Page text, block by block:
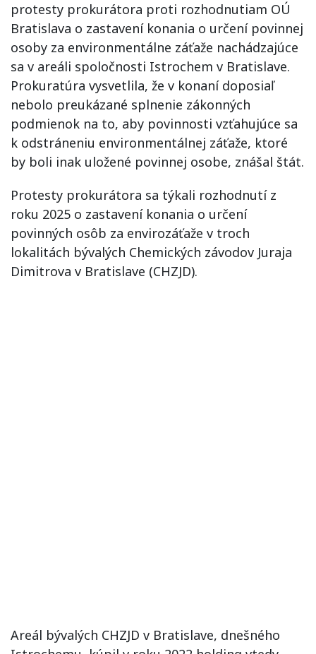
protesty prokurátora proti rozhodnutiam OÚ
Bratislava o zastavení konania o určení povinnej
osoby za environmentálne záťaže nachádzajúce
sa v areáli spoločnosti Istrochem v Bratislave.
Prokuratúra vysvetlila, že v konaní doposiaľ
nebolo preukázané splnenie zákonných
podmienok na to, aby povinnosti vzťahujúce sa
k odstráneniu environmentálnej záťaže, ktoré
by boli inak uložené povinnej osobe, znášal štát.
Protesty prokurátora sa týkali rozhodnutí z
roku 2025 o zastavení konania o určení
povinných osôb za envirozáťaže v troch
lokalitách bývalých Chemických závodov Juraja
Dimitrova v Bratislave (CHZJD).
Areál bývalých CHZJD v Bratislave, dnešného